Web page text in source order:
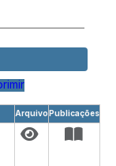
ArquivoPublicações